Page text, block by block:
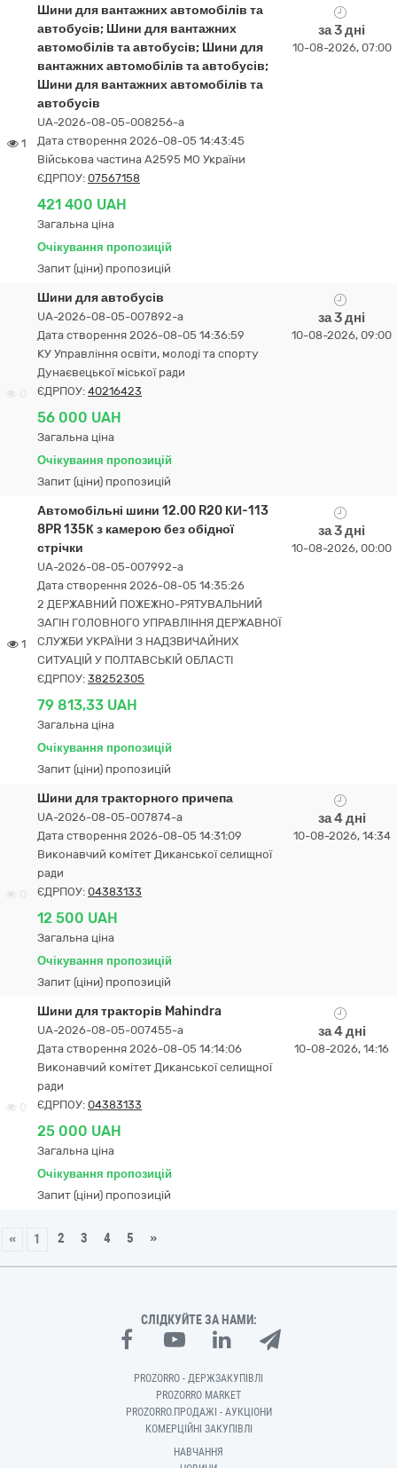
1
Шини для вантажних автомобілів та
автобусів; Шини для вантажних
автомобілів та автобусів; Шини для
вантажних автомобілів та автобусів;
Шини для вантажних автомобілів та
автобусів
UA-2026-08-05-008256-a
Дата створення 2026-08-05 14:43:45
Військова частина А2595 МО України
ЄДРПОУ: 07567158
421 400 UAH
Загальна ціна
Очікування пропозицій
Запит (ціни) пропозицій
за 3 дні
10-08-2026, 07:00
Шини для автобусів
UA-2026-08-05-007892-a
Дата створення 2026-08-05 14:36:59
КУ Управління освіти, молоді та спорту
Дунаєвецької міської ради
ЄДРПОУ: 40216423
56 000 UAH
Загальна ціна
Очікування пропозицій
Запит (ціни) пропозицій
за 3 дні
10-08-2026, 09:00
1
Автомобільні шини 12.00 R20 КИ-113
8PR 135К з камерою без обідної
стрічки
UA-2026-08-05-007992-a
Дата створення 2026-08-05 14:35:26
2 ДЕРЖАВНИЙ ПОЖЕЖНО-РЯТУВАЛЬНИЙ
ЗАГІН ГОЛОВНОГО УПРАВЛІННЯ ДЕРЖАВНОЇ
СЛУЖБИ УКРАЇНИ З НАДЗВИЧАЙНИХ
СИТУАЦІЙ У ПОЛТАВСЬКІЙ ОБЛАСТІ
ЄДРПОУ: 38252305
79 813,33 UAH
Загальна ціна
Очікування пропозицій
Запит (ціни) пропозицій
за 3 дні
10-08-2026, 00:00
Шини для тракторного причепа
UA-2026-08-05-007874-a
Дата створення 2026-08-05 14:31:09
Виконавчий комітет Диканської селищної
ради
ЄДРПОУ: 04383133
12 500 UAH
Загальна ціна
Очікування пропозицій
Запит (ціни) пропозицій
за 4 дні
10-08-2026, 14:34
0
Шини для тракторів Mahindra
UA-2026-08-05-007455-a
Дата створення 2026-08-05 14:14:06
Виконавчий комітет Диканської селищної
ради
ЄДРПОУ: 04383133
25 000 UAH
Загальна ціна
Очікування пропозицій
Запит (ціни) пропозицій
за 4 дні
10-08-2026, 14:16
« 1 2 3 4 5 »
СЛІДКУЙТЕ ЗА НАМИ:
PROZORRO - ДЕРЖЗАКУПІВЛІ
PROZORRO MARKET
PROZORRO.ПРОДАЖІ - АУКЦІОНИ
КОМЕРЦІЙНІ ЗАКУПІВЛІ
НАВЧАННЯ